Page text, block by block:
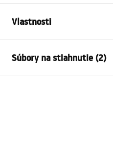
Vlastnosti
Materiál
Spôsob montáže
Súbory na stiahnutie (2)